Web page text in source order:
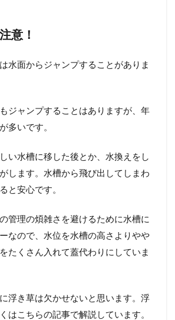
意！
水面からジャンプすることがありま
ジャンプすることはありますが、年
多いです。
い水槽に移した後とか、水換えをし
します。 水槽から飛び出してしまわ
と安心です。
管理の煩雑さを避けるために水槽に
なので、水位を水槽の高さよりやや
たくさん入れて蓋代わりにしていま
浮き草は欠かせないと思います。浮
はこちらの記事で解説しています。